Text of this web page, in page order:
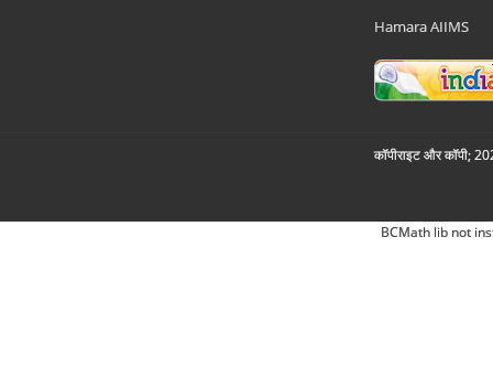
Hamara AIIMS
कॉपीराइट और कॉपी;
BCMath lib not